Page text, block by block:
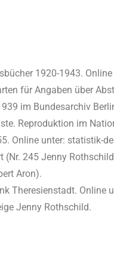
1920-1943.
für Angaben über
im Bundesarchiv
Reproduktion im
Online unter: statistik-
(Nr. 245 Jenny
Aron).
Theresienstadt. Online
Jenny Rothschild.